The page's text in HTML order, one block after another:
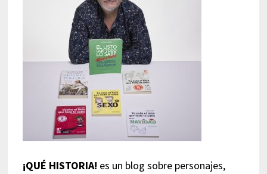
¡QUÉ HISTORIA! es un blog sobre personajes,